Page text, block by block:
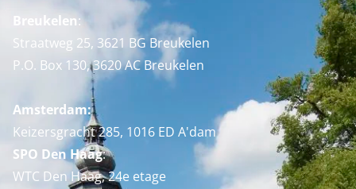
Breukelen:
Straatweg 25, 3621 BG Breukelen
P.O. Box 130, 3620 AC Breukelen
Amsterdam:
Keizersgracht 285, 1016 ED A'dam
SPO Den Haag:
WTC Den Haag, 24e etage